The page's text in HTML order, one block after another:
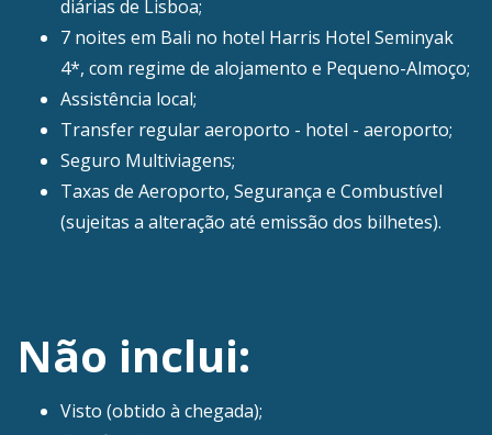
diárias de Lisboa;
7 noites em Bali no hotel Harris Hotel Seminyak
4*, com regime de alojamento e Pequeno-Almoço;
Assistência local;
Transfer regular aeroporto - hotel - aeroporto;
Seguro Multiviagens;
Taxas de Aeroporto, Segurança e Combustível
(sujeitas a alteração até emissão dos bilhetes).
Não inclui:
Visto (obtido à chegada);